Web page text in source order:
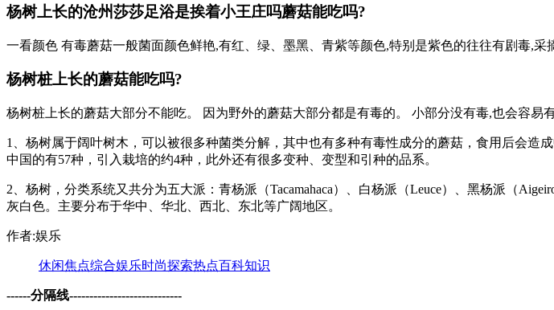
杨树上长的沧州莎莎足浴是挨着小王庄吗蘑菇能吃吗?
一看颜色 有毒蘑菇一般菌面颜色鲜艳,有红、绿、墨黑、青紫等颜色,特别是紫色的往往有剧毒,采
杨树桩上长的蘑菇能吃吗?
杨树桩上长的蘑菇大部分不能吃。 因为野外的蘑菇大部分都是有毒的。 小部分没有毒,也会容易
1、杨树属于阔叶树木，可以被很多种菌类分解，其中也有多种有毒性成分的蘑菇，食用后会
中国的有57种，引入栽培的约4种，此外还有很多变种、变型和引种的品系。
2、杨树，分类系统又共分为五大派：青杨派（Tacamahaca）、白杨派（Leuce）、黑杨派（
灰白色。主要分布于华中、华北、西北、东北等广阔地区。
作者:娱乐
休闲焦点综合娱乐时尚探索热点百科知识
------分隔线----------------------------